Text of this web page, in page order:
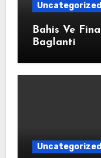
Uncategorized
Bahis Ve
Baglanti
Uncategorized